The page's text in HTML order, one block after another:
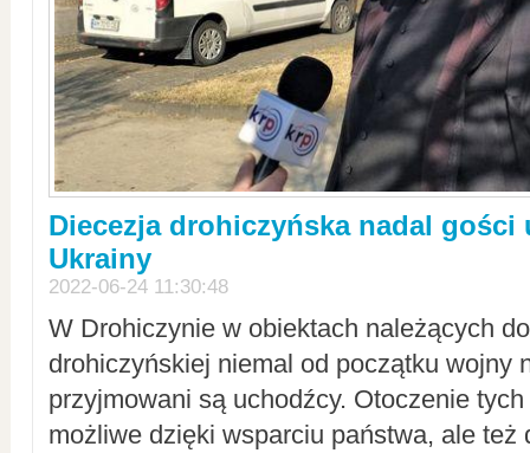
Diecezja drohiczyńska nadal gości
Ukrainy
2022-06-24 11:30:48
W Drohiczynie w obiektach należących
drohiczyńskiej niemal od początku wojny
przyjmowani są uchodźcy. Otoczenie
możliwe dzięki wsparciu państwa, ale też